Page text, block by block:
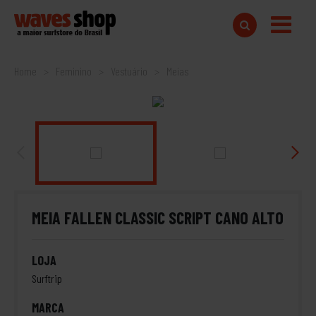
Home Feminino
MEIA FALLEN CLASSIC SCRIPT CANO ALTO
LOJA
Surftrip
MARCA